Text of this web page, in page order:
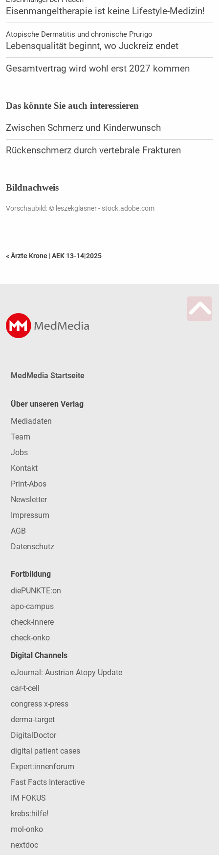
Eisenmangeltherapie ist keine Lifestyle-Medizin!
Atopische Dermatitis und chronische Prurigo
Lebensqualität beginnt, wo Juckreiz endet
Gesamtvertrag wird wohl erst 2027 kommen
Das könnte Sie auch interessieren
Zwischen Schmerz und Kinderwunsch
Rückenschmerz durch vertebrale Frakturen
Bildnachweis
Vorschaubild: © leszekglasner - stock.adobe.com
« Ärzte Krone |AEK 13-14|2025
MedMedia Startseite
Über unseren Verlag
Mediadaten
Team
Jobs
Kontakt
Print-Abos
Newsletter
Impressum
AGB
Datenschutz
Fortbildung
diePUNKTE:on
apo-campus
check-innere
check-onko
Digital Channels
eJournal: Austrian Atopy Update
car-t-cell
congress x-press
derma-target
DigitalDoctor
digital patient cases
Expert:innenforum
Fast Facts Interactive
IM FOKUS
krebs:hilfe!
mol-onko
nextdoc